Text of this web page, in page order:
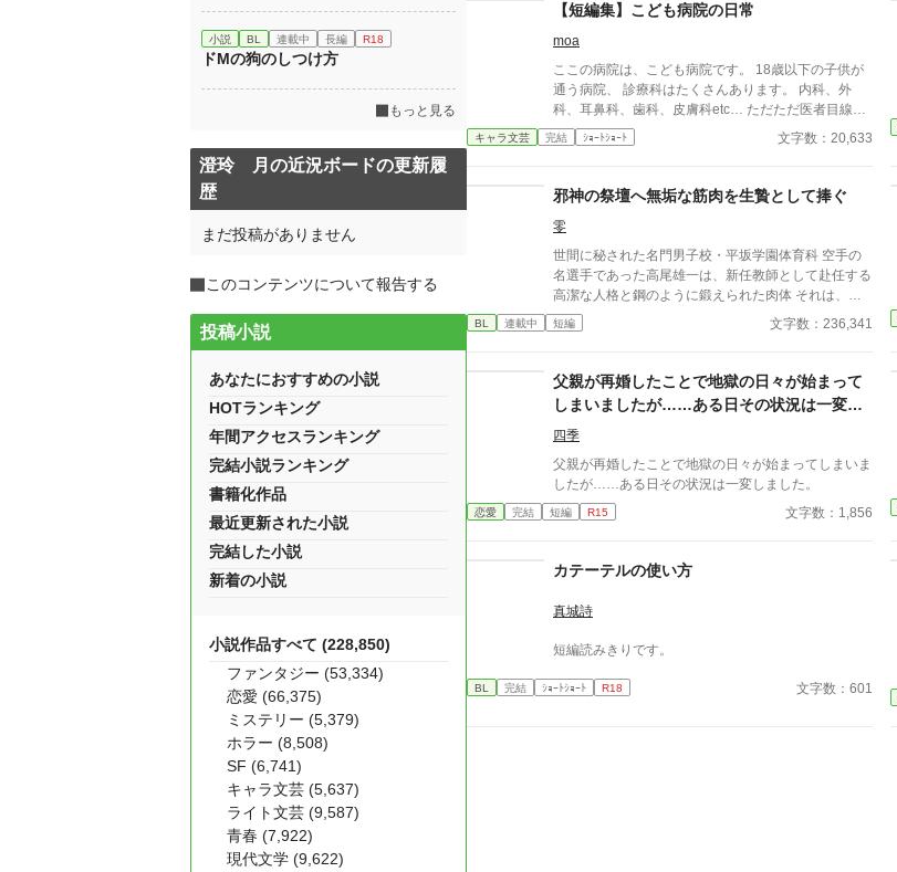
【短編集】こども病院の日常
moa
ここの病院は、こども病院です。 18歳以下の子供が
通う病院、 診療科はたくさんあります。 内科、外
科、耳鼻科、歯科、皮膚科etc… ただただ医者目線で
色々な病気を治療していくだけの小説です。 恋愛要
素などは一切ありません。 密着病院24時！的な感じ
想像にお任せします。 ※泣く表現、痛い表現など嫌
いな方は読むのをお控えください。 歯科以外の医療
知識はそこまで詳しくないのですみませんがご了承く
ださい。
キャラ文芸 完結 ｼｮｰﾄｼｮｰﾄ 文字数：20,633
邪神の祭壇へ無垢な筋肉を生贄として捧ぐ
零
世間に秘された名門男子校・平坂学園体育科 空手の
名選手であった高尾雄一は、新任教師として赴任する
高潔な人格と鋼のように鍛えられた肉体 それは、学
園にとって最高の生贄の候補に他ならなかった 至高
の筋肉を持つ、精神を削られ意志をなくした青年を太
躍する 意志をなくし筋肉の操り人形と化した“デク”
消える教師 山奥の男子校で繰り広げられるダークフ
ァンタジー
BL 連載中 短編 文字数：236,341
父親が再婚したことで地獄の日々が始まって
しまいましたが……ある日その状況は一変し
ました。
四季
父親が再婚したことで地獄の日々が始まってしまいま
したが……ある日その状況は一変しました。
恋愛 完結 短編 R15 文字数：1,856
カテーテルの使い方
真城詩
短編読みきりです。
BL 完結 ｼｮｰﾄｼｮｰﾄ R18 文字数：601
小説 BL 連載中 長編 R18
ドMの狗のしつけ方
もっと見る
澄玲 月の近況ボードの更新履
歴
まだ投稿がありません
このコンテンツについて報告する
投稿小説
あなたにおすすめの小説
HOTランキング
年間アクセスランキング
完結小説ランキング
書籍化作品
最近更新された小説
完結した小説
新着の小説
小説作品すべて (228,850)
ファンタジー (53,334)
恋愛 (66,375)
ミステリー (5,379)
ホラー (8,508)
SF (6,741)
キャラ文芸 (5,637)
ライト文芸 (9,587)
青春 (7,922)
現代文学 (9,622)